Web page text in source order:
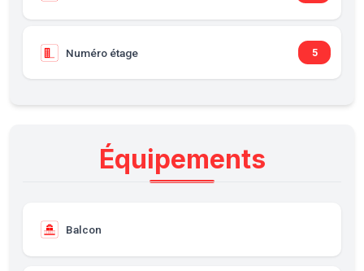
Numéro étage 5
Équipements
Balcon